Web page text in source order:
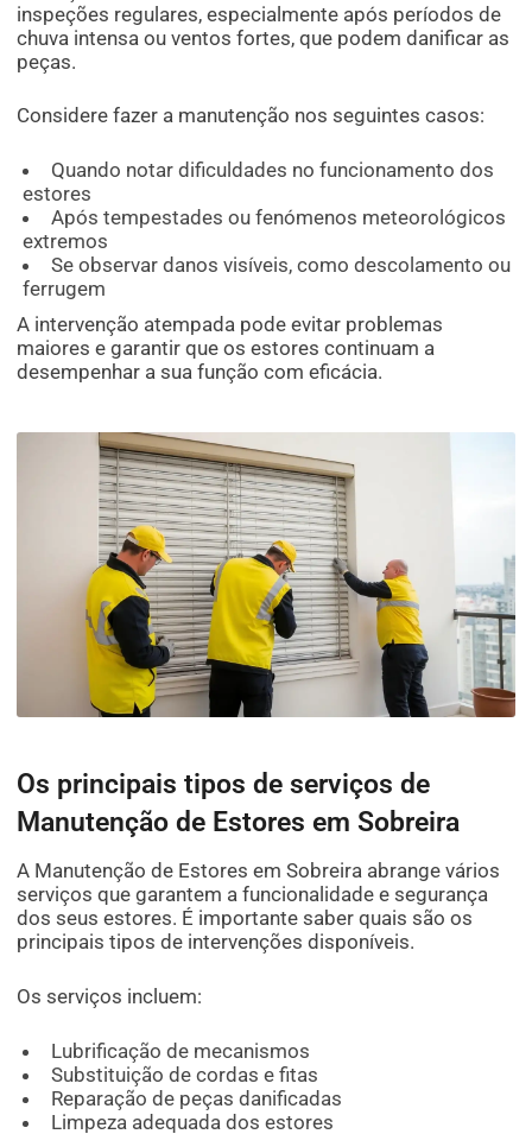
inspeções regulares, especialmente após períodos de
chuva intensa ou ventos fortes, que podem danificar as
peças.
Considere fazer a manutenção nos seguintes casos:
Quando notar dificuldades no funcionamento dos
estores
Após tempestades ou fenómenos meteorológicos
extremos
Se observar danos visíveis, como descolamento ou
ferrugem
A intervenção atempada pode evitar problemas
maiores e garantir que os estores continuam a
desempenhar a sua função com eficácia.
Os principais tipos de serviços de
Manutenção de Estores em Sobreira
A Manutenção de Estores em Sobreira abrange vários
serviços que garantem a funcionalidade e segurança
dos seus estores. É importante saber quais são os
principais tipos de intervenções disponíveis.
Os serviços incluem:
Lubrificação de mecanismos
Substituição de cordas e fitas
Reparação de peças danificadas
Limpeza adequada dos estores